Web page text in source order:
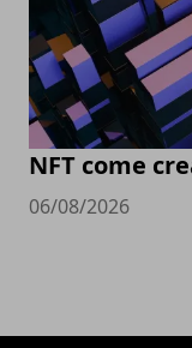
NFT come
06/08/2026